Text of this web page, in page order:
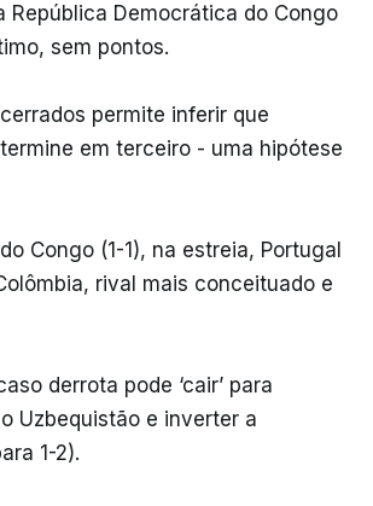
República Democrática do Congo
sem pontos.
permite inferir que
em terceiro - uma hipótese
Congo (1-1), na estreia, Portugal
rival mais conceituado e
derrota pode ‘cair’ para
Uzbequistão e inverter a
1-2).